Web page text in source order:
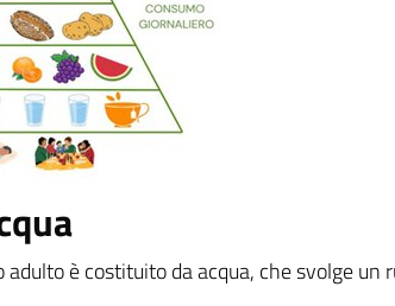
adulto è costituito da acqua, che svolge